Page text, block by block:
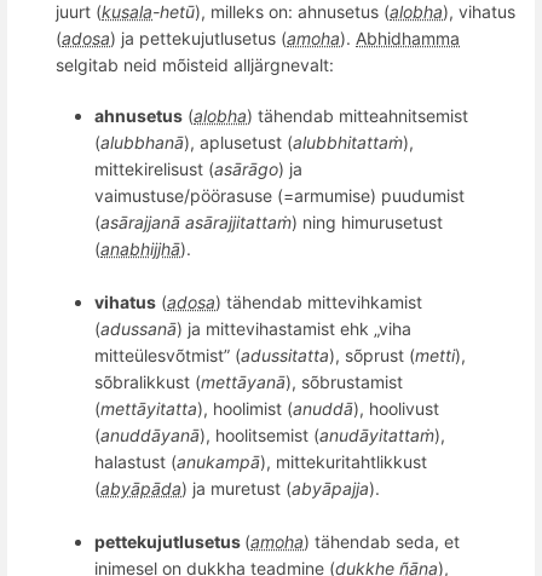
juurt (kusala-hetū), milleks on: ahnusetus (alobha), vihatus
(adosa) ja pettekujutlusetus (amoha). Abhidhamma
selgitab neid mõisteid alljärgnevalt:
ahnusetus (alobha) tähendab mitteahnitsemist
(alubbhanā), aplusetust (alubbhitattaṁ),
mittekirelisust (asārāgo) ja
vaimustuse/pöörasuse (=armumise) puudumist
(asārajjanā asārajjitattaṁ) ning himurusetust
(anabhijjhā).
vihatus (adosa) tähendab mittevihkamist
(adussanā) ja mittevihastamist ehk „viha
mitteülesvõtmist” (adussitatta), sõprust (metti),
sõbralikkust (mettāyanā), sõbrustamist
(mettāyitatta), hoolimist (anuddā), hoolivust
(anuddāyanā), hoolitsemist (anudāyitattaṁ),
halastust (anukampā), mittekuritahtlikkust
(abyāpāda) ja muretust (abyāpajja).
pettekujutlusetus (amoha) tähendab seda, et
inimesel on dukkha teadmine (dukkhe ñāṇa),